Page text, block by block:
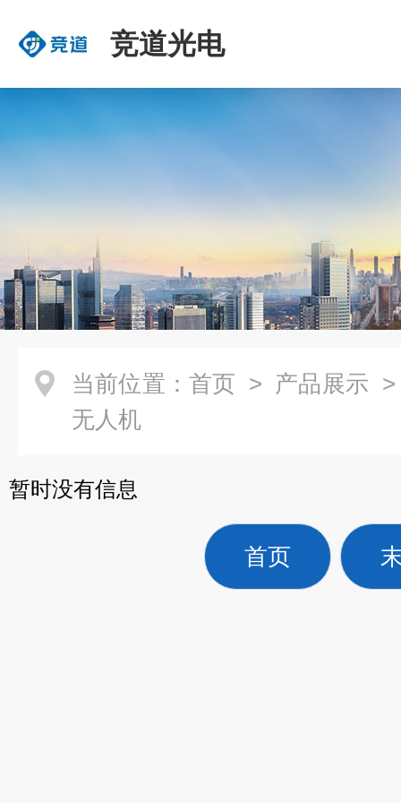
竞道光电
当前位置： 首页 > 产品展示
无人机
暂时没有信息
首页